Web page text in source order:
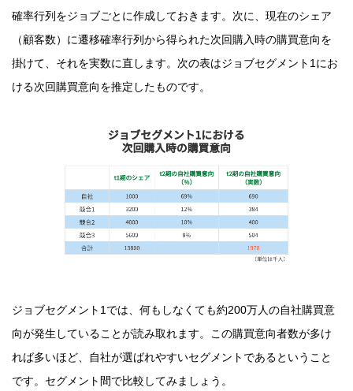
確率行列をジョブごとに作成しておきます。次に、現在のシェア
（顧客数）に遷移確率行列から得られた次回購入時の購買意向を
掛けて、それを実数に直します。次の表はジョブセグメント1にお
ける次回購買意向を推定したものです。
ジョブセグメント1では、何もしなくても約200万人の自社購買意
向が発生していることが読み取れます。この購買意向者数が多け
れば多いほど、自社が選ばれやすいセグメントであるということ
です。セグメント間で比較してみましょう。